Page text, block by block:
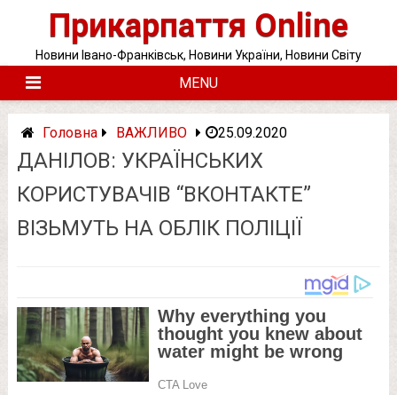
Прикарпаття Online
Новини Івано-Франківськ, Новини України, Новини Світу
MENU
Головна ВАЖЛИВО 25.09.2020
ДАНІЛОВ: УКРАЇНСЬКИХ
КОРИСТУВАЧІВ “ВКОНТАКТЕ”
ВІЗЬМУТЬ НА ОБЛІК ПОЛІЦІЇ